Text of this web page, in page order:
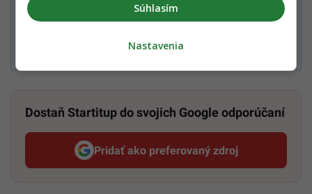
Všeobecnými obchodnými podmienkami
Podmienkami TrustPay.
Dostaň Startitup do svojich Google odporúčaní
Pridať ako preferovaný zdroj
Startitup, odkaz sa otvorí v
Súhlasím
Nastavenia